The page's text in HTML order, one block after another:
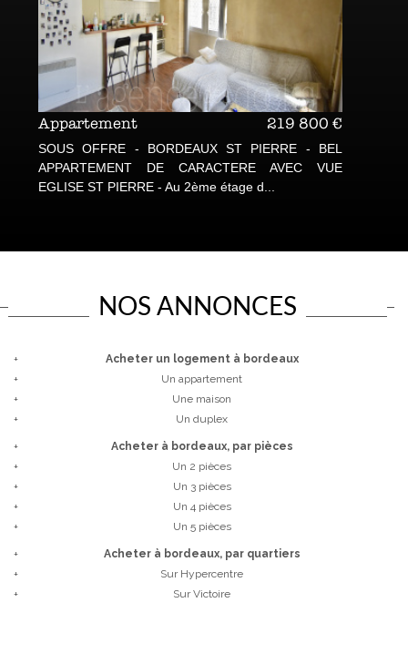
219 800 €
ST PIERRE - BEL
CARACTERE AVEC VUE
- Au 2ème étage d...
Appartement
BORDEAUX ST PIERRE -
FARINES Trés bien placé, en
Au 4ème et dernie...
NOS ANNONCES
+
Acheter un logement à bordeaux
+
Un appartement
+
Une maison
+
Un duplex
+
Acheter à bordeaux, par pièces
+
Un 2 pièces
+
Un 3 pièces
+
Un 4 pièces
+
Un 5 pièces
+
Acheter à bordeaux, par quartiers
+
sur Hypercentre
+
sur Victoire